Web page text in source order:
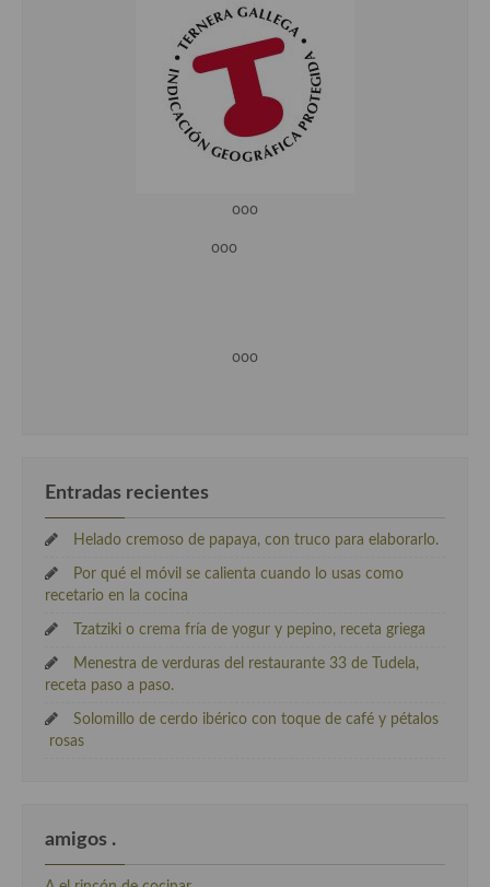
ooo
ooo
ooo
Entradas recientes
Helado cremoso de papaya, con truco para elaborarlo.
Por qué el móvil se calienta cuando lo usas como
recetario en la cocina
Tzatziki o crema fría de yogur y pepino, receta griega
Menestra de verduras del restaurante 33 de Tudela,
receta paso a paso.
Solomillo de cerdo ibérico con toque de café y pétalos
rosas
amigos .